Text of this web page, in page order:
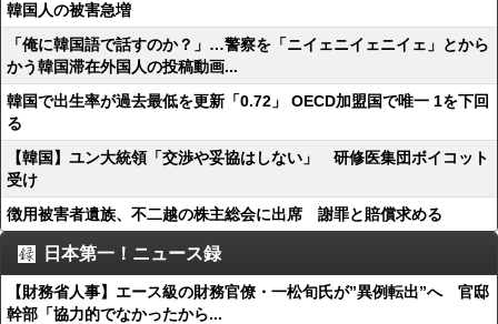
韓国人の被害急増
「俺に韓国語で話すのか？」…警察を「ニイェニイェニイェ」とから
かう韓国滞在外国人の投稿動画...
韓国で出生率が過去最低を更新「0.72」 OECD加盟国で唯一 1を下回
る
【韓国】ユン大統領「交渉や妥協はしない」 研修医集団ボイコット
受け
徴用被害者遺族、不二越の株主総会に出席 謝罪と賠償求める
日本第一！ニュース録
【財務省人事】エース級の財務官僚・一松旬氏が”異例転出”へ 官邸
幹部「協力的でなかったから...